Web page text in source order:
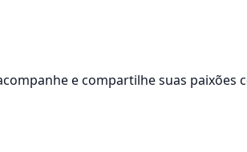
e compartilhe suas paixões